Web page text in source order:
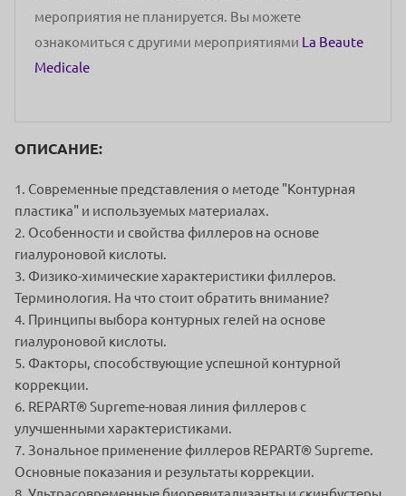
мероприятия не планируется. Вы можете
ознакомиться с другими мероприятиями La Beaute
Medicale
ОПИСАНИЕ:
1. Современные представления о методе "Контурная
пластика" и используемых материалах.
2. Особенности и свойства филлеров на основе
гиалуроновой кислоты.
3. Физико-химические характеристики филлеров.
Терминология. На что стоит обратить внимание?
4. Принципы выбора контурных гелей на основе
гиалуроновой кислоты.
5. Факторы, способствующие успешной контурной
коррекции.
6. REPART®️ Supreme-новая линия филлеров с
улучшенными характеристиками.
7. Зональное применение филлеров REPART®️ Supreme.
Основные показания и результаты коррекции.